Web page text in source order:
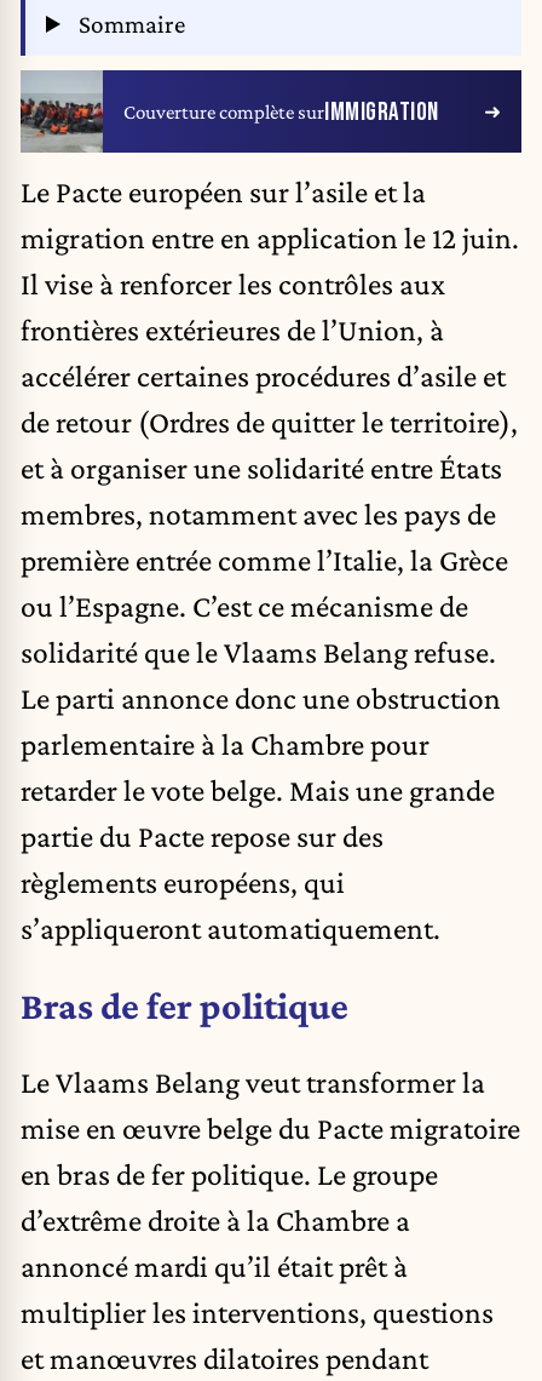
Sommaire
Couverture complète surIMMIGRATION
Le Pacte européen sur l’asile et la
migration entre en application le 12 juin.
Il vise à renforcer les contrôles aux
frontières extérieures de l’Union, à
accélérer certaines procédures d’asile et
de retour (Ordres de quitter le territoire),
et à organiser une solidarité entre États
membres, notamment avec les pays de
première entrée comme l’Italie, la Grèce
ou l’Espagne. C’est ce mécanisme de
solidarité que le Vlaams Belang refuse.
Le parti annonce donc une obstruction
parlementaire à la Chambre pour
retarder le vote belge. Mais une grande
partie du Pacte repose sur des
règlements européens, qui
s’appliqueront automatiquement.
Bras de fer politique
Le Vlaams Belang veut transformer la
mise en œuvre belge du Pacte migratoire
en bras de fer politique. Le groupe
d’extrême droite à la Chambre a
annoncé mardi qu’il était prêt à
multiplier les interventions, questions
et manœuvres dilatoires pendant